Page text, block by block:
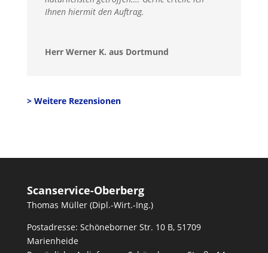
Ihnen hiermit den Auftrag.
Herr Werner K. aus Dortmund
> Weitere Rezensionen
Scanservice-Oberberg
Thomas Müller (Dipl.-Wirt.-Ing.)
Postadresse: Schöneborner Str. 10 B, 51709
Marienheide